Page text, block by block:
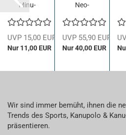
Mi­nu­
ber,
24ml
i.d. Zwil­
lings­
ze...
UVP 15,00 EUR
Nur 11,00 EUR
Neo­
se
Shorts
1/2,
Größe
UVP 55,90 EUR
Nur 40,00 EUR
Wir sind immer bemüht, ihnen die
Trends des Sports, Kanupolo &
präsentieren.